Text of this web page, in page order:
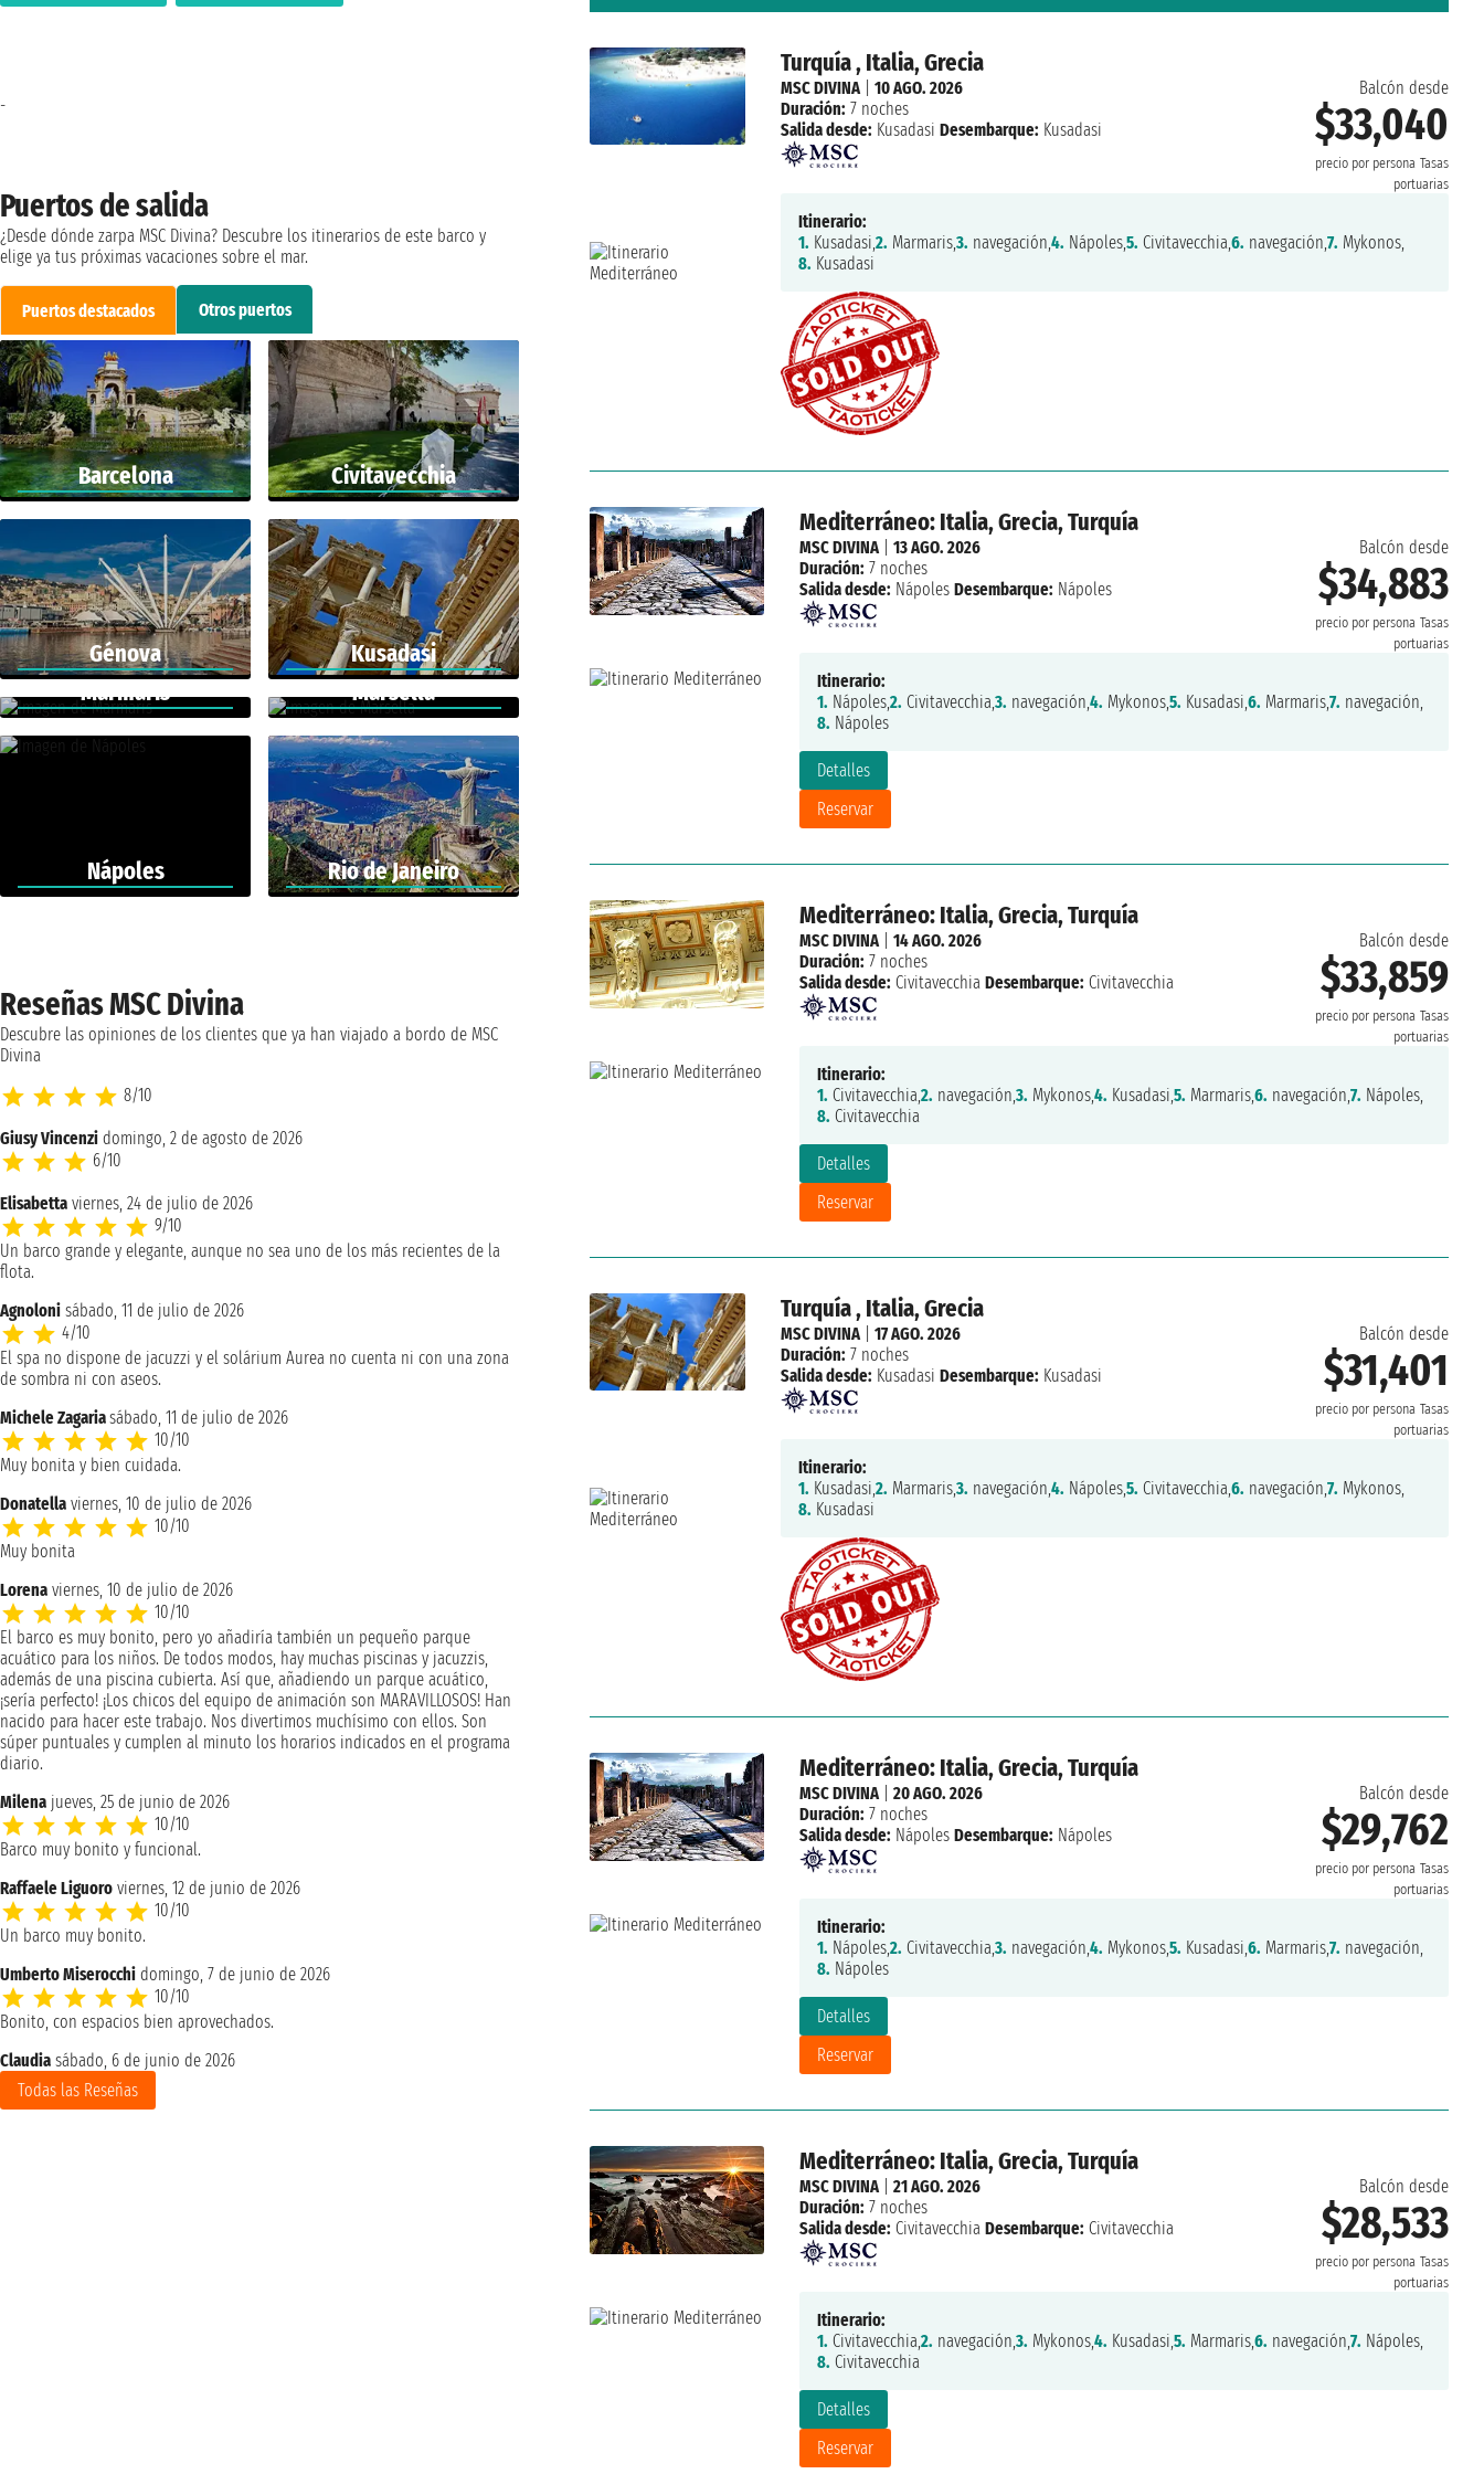
Turquía , Italia, Grecia
Balcón desde
$33,040
precio por persona Tasas
portuarias
MSC DIVINA|10 AGO. 2026
Duración: 7 noches
Salida desde: Kusadasi Desembarque: Kusadasi
Itinerario:
1. Kusadasi,2. Marmaris,3. navegación,4. Nápoles,5. Civitavecchia,6. navegación,7. Mykonos,
8. Kusadasi
Mediterráneo: Italia, Grecia, Turquía
Balcón desde
$34,883
precio por persona Tasas
portuarias
Detalles
Reservar
MSC DIVINA| 13 AGO. 2026
Duración: 7 noches
Salida desde: Nápoles Desembarque: Nápoles
Itinerario:
1. Nápoles,2. Civitavecchia,3. navegación,4. Mykonos,5. Kusadasi,6. Marmaris,7. navegación,
8. Nápoles
Mediterráneo: Italia, Grecia, Turquía
Balcón desde
$33,859
precio por persona Tasas
portuarias
Detalles
Reservar
MSC DIVINA| 14 AGO. 2026
Duración: 7 noches
Salida desde: Civitavecchia Desembarque: Civitavecchia
Itinerario:
1. Civitavecchia,2. navegación,3. Mykonos,4. Kusadasi,5. Marmaris,6. navegación,7. Nápoles,
8. Civitavecchia
Turquía , Italia, Grecia
Balcón desde
$31,401
precio por persona Tasas
portuarias
MSC DIVINA|17 AGO. 2026
Duración: 7 noches
Salida desde: Kusadasi Desembarque: Kusadasi
Itinerario:
1. Kusadasi,2. Marmaris,3. navegación,4. Nápoles,5. Civitavecchia,6. navegación,7. Mykonos,
8. Kusadasi
Mediterráneo: Italia, Grecia, Turquía
Balcón desde
$29,762
precio por persona Tasas
portuarias
Detalles
Reservar
MSC DIVINA| 20 AGO. 2026
Duración: 7 noches
Salida desde: Nápoles Desembarque: Nápoles
Itinerario:
1. Nápoles,2. Civitavecchia,3. navegación,4. Mykonos,5. Kusadasi,6. Marmaris,7. navegación,
8. Nápoles
Mediterráneo: Italia, Grecia, Turquía
Balcón desde
$28,533
precio por persona Tasas
portuarias
Detalles
Reservar
MSC DIVINA| 21 AGO. 2026
Duración: 7 noches
Salida desde: Civitavecchia Desembarque: Civitavecchia
Itinerario:
1. Civitavecchia,2. navegación,3. Mykonos,4. Kusadasi,5. Marmaris,6. navegación,7. Nápoles,
8. Civitavecchia
Puertos de salida
¿Desde dónde zarpa MSC Divina? Descubre los itinerarios de este barco y
elige ya tus próximas vacaciones sobre el mar.
Puertos destacados Otros puertos
Barcelona Civitavecchia
Génova
Kusadasi
Marmaris
Marsella
Nápoles Rio de Janeiro
-
Reseñas MSC Divina
Descubre las opiniones de los clientes que ya han viajado a bordo de MSC
Divina
8/10
Giusy Vincenzi domingo, 2 de agosto de 2026
6/10
Elisabetta viernes, 24 de julio de 2026
9/10
Un barco grande y elegante, aunque no sea uno de los más recientes de la
flota.
Agnoloni sábado, 11 de julio de 2026
4/10
El spa no dispone de jacuzzi y el solárium Aurea no cuenta ni con una zona
de sombra ni con aseos.
Michele Zagariasábado, 11 de julio de 2026
10/10
Muy bonita y bien cuidada.
Donatella viernes, 10 de julio de 2026
10/10
Muy bonita
Lorena viernes, 10 de julio de 2026
10/10
El barco es muy bonito, pero yo añadiría también un pequeño parque
acuático para los niños. De todos modos, hay muchas piscinas y jacuzzis,
además de una piscina cubierta. Así que, añadiendo un parque acuático,
¡sería perfecto! ¡Los chicos del equipo de animación son MARAVILLOSOS! Han
nacido para hacer este trabajo. Nos divertimos muchísimo con ellos. Son
súper puntuales y cumplen al minuto los horarios indicados en el programa
diario.
Milena jueves, 25 de junio de 2026
10/10
Barco muy bonito y funcional.
Raffaele Liguoro viernes, 12 de junio de 2026
10/10
Un barco muy bonito.
Umberto Miserocchi domingo, 7 de junio de 2026
10/10
Bonito, con espacios bien aprovechados.
Claudia sábado, 6 de junio de 2026
Todas las Reseñas